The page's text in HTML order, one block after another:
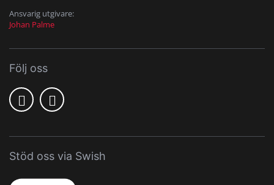
Ansvarig utgivare:
Johan Palme
Följ oss
Stöd oss via Swish